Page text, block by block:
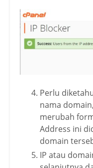
Perlu
nama
merubah
Address ini
domain
IP atau